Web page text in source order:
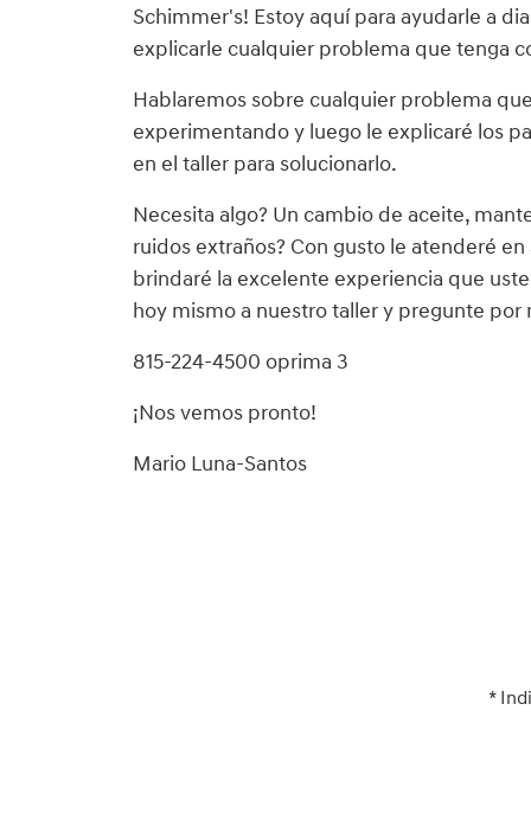
Schimmer's! Estoy aquí para ayudarle a
explicarle cualquier problema que tenga
Hablaremos sobre cualquier problema
experimentando y luego le explicaré los
en el taller para solucionarlo.
Necesita algo? Un cambio de aceite,
ruidos extraños? Con gusto le atenderé
brindaré la excelente experiencia que
hoy mismo a nuestro taller y pregunte por
815-224-4500 oprima 3
¡Nos vemos pronto!
Mario Luna-Santos
*